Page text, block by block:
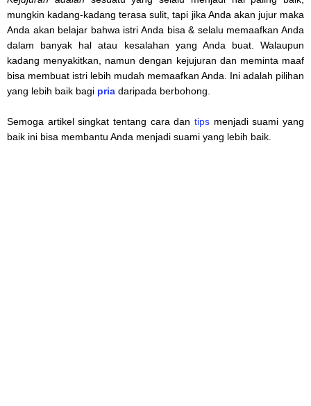
mungkin kadang-kadang terasa sulit, tapi jika Anda akan jujur ​​maka
Anda akan belajar bahwa istri Anda bisa & selalu memaafkan Anda
dalam banyak hal atau kesalahan yang Anda buat. Walaupun
kadang menyakitkan, namun dengan kejujuran dan meminta maaf
bisa membuat istri lebih mudah memaafkan Anda. Ini adalah pilihan
yang lebih baik bagi pria daripada berbohong.
Semoga artikel singkat tentang cara dan tips menjadi suami yang
baik ini bisa membantu Anda menjadi suami yang lebih baik.